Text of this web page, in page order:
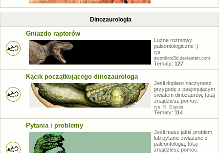
Dinozaurologia
Gniazdo raptorów
Luźne rozmowy
paleontologiczne :)
rys.
swordlord3d.deviantart.com
Tematy: 127
Kącik początkującego dinozaurologa
Jeśli dopiero zaczynasz
przygodę z pasjonującym
światem dinozaurów, tutaj
znajdziesz pomoc.
rys. K. Dupuis
Tematy: 114
Pytania i problemy
Jeśli masz jakiś problem
lub pytanie związane z
paleontologią, tutaj
znajdziesz pomoc.